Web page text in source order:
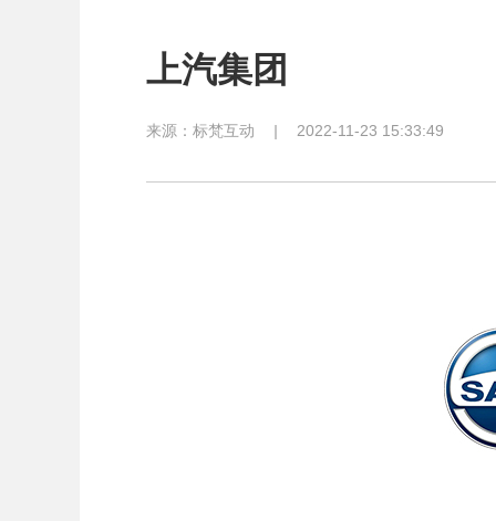
上汽集团
来源： 标梵互动 | 2022-11-23 15:33:49